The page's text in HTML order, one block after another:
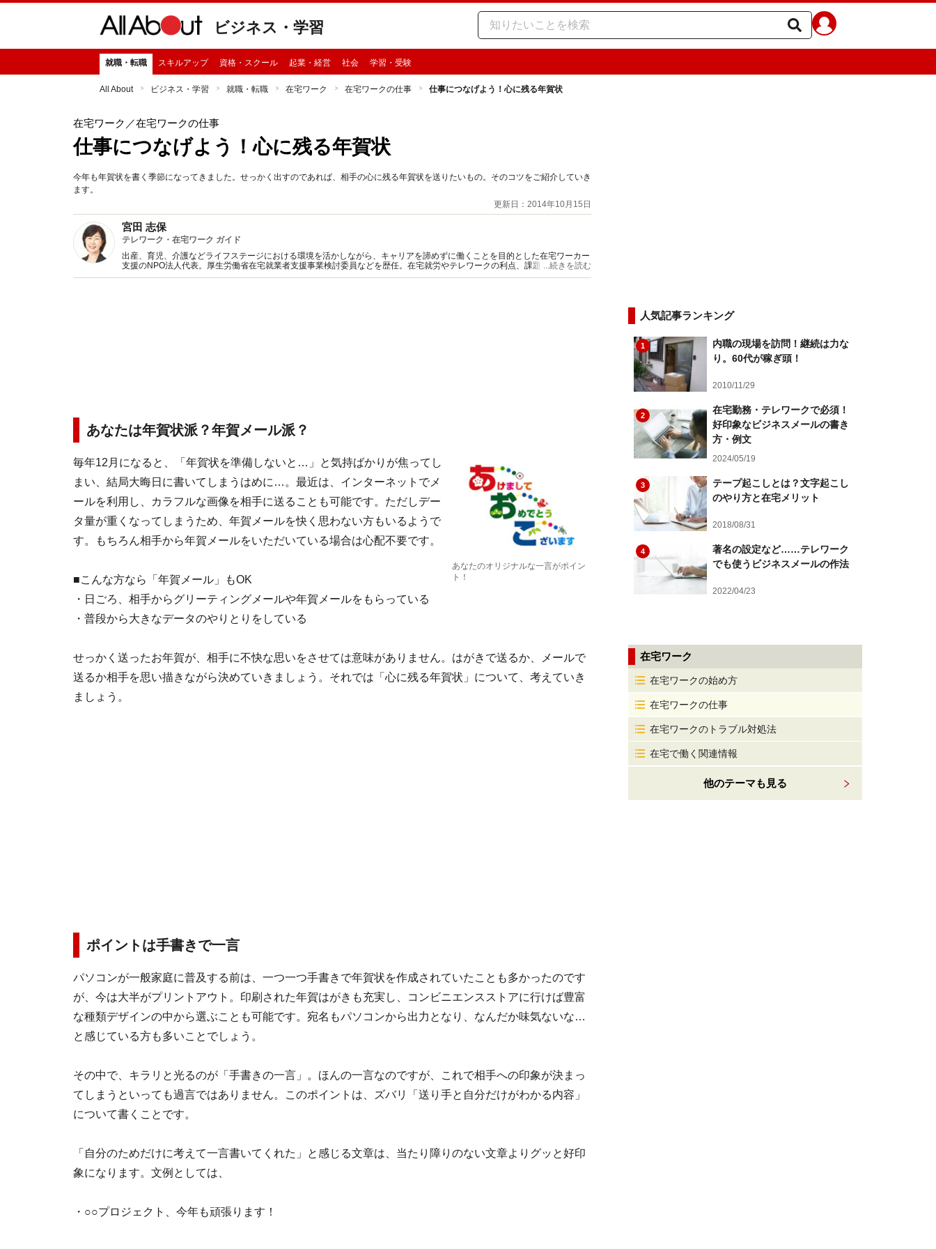
ビジネス・学習
就職・転職 スキルアップ 資格・スクール 起業・経営 社会 学習・受験
All About ビジネス・学習 就職・転職 在宅ワーク 在宅ワークの仕事 仕事につなげよう！心に残る年賀状
在宅ワーク ／在宅ワークの仕事
仕事につなげよう！心に残る年賀状
今年も年賀状を書く季節になってきました。せっかく出すのであれば、相手の心に残る年賀状を送りたいもの。そのコツをご紹介していき
ます。
更新日：2014年10月15日
宮田 志保
テレワーク・在宅ワーク ガイド
出産、育児、介護などライフステージにおける環境を活かしながら、キャリアを諦めずに働くことを目的とした在宅ワーカー
支援のNPO法人代表。厚生労働省在宅就業者支援事業検討委員などを歴任。在宅就労やテレワークの利点、課題などを探る。
...続きを読む
あなたは年賀状派？年賀メール派？
あなたのオリジナルな一言がポイン
ト！
毎年12月になると、「年賀状を準備しないと…」と気持ばかりが焦ってし
まい、結局大晦日に書いてしまうはめに…。最近は、インターネットでメ
ールを利用し、カラフルな画像を相手に送ることも可能です。ただしデー
タ量が重くなってしまうため、年賀メールを快く思わない方もいるようで
す。もちろん相手から年賀メールをいただいている場合は心配不要です。
■こんな方なら「年賀メール」もOK
・日ごろ、相手からグリーティングメールや年賀メールをもらっている
・普段から大きなデータのやりとりをしている
せっかく送ったお年賀が、相手に不快な思いをさせては意味がありません。はがきで送るか、メールで
送るか相手を思い描きながら決めていきましょう。それでは「心に残る年賀状」について、考えていき
ましょう。
ポイントは手書きで一言
パソコンが一般家庭に普及する前は、一つ一つ手書きで年賀状を作成されていたことも多かったのです
が、今は大半がプリントアウト。印刷された年賀はがきも充実し、コンビニエンスストアに行けば豊富
な種類デザインの中から選ぶことも可能です。宛名もパソコンから出力となり、なんだか味気ないな…
と感じている方も多いことでしょう。
その中で、キラリと光るのが「手書きの一言」。ほんの一言なのですが、これで相手への印象が決まっ
てしまうといっても過言ではありません。このポイントは、ズバリ「送り手と自分だけがわかる内容」
について書くことです。
「自分のためだけに考えて一言書いてくれた」と感じる文章は、当たり障りのない文章よりグッと好印
象になります。文例としては、
・○○プロジェクト、今年も頑張ります！
人気記事ランキング
1
内職の現場を訪問！継続は力な
り。60代が稼ぎ頭！
2010/11/29
2
在宅勤務・テレワークで必須！
好印象なビジネスメールの書き
方・例文
2024/05/19
3
テープ起こしとは？文字起こし
のやり方と在宅メリット
2018/08/31
4
著名の設定など……テレワーク
でも使うビジネスメールの作法
2022/04/23
在宅ワーク
在宅ワークの始め方
在宅ワークの仕事
在宅ワークのトラブル対処法
在宅で働く関連情報
他のテーマも見る